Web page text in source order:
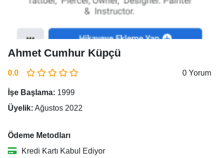
Ahmet Cumhur Küpçü
0.0 0 Yorum
İşe Başlama: 1999
Üyelik: Ağustos 2022
Ödeme Metodları
Kredi Kartı Kabul Ediyor